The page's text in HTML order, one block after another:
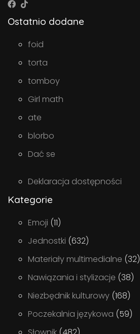
Ostatnio dodane
foid
torta
tomboy
Girl math
ate
blorbo
Dać se
Deklaracja dostępności
Kategorie
Emoji (11)
Jednostki (632)
Materiały multimedialne (32)
Nawiązania i stylizacje (38)
Niezbędnik kulturowy (168)
Poczekalnia językowa (59)